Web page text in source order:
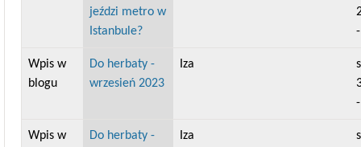
jeździ metro w
Istanbule?
Wpis w
blogu
Do herbaty -
wrzesień 2023
Iza
Wpis w
Do herbaty -
Iza